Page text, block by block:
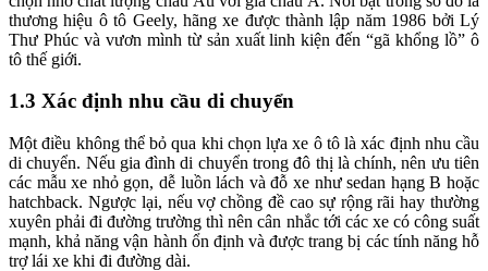
thương hiệu ô tô Geely, hãng xe được thành lập năm 1986 bởi Lý
Thư Phúc và vươn mình từ sản xuất linh kiện đến “gã khổng lồ” ô
tô thế giới.
1.3 Xác định nhu cầu di chuyển
Một điều không thể bỏ qua khi chọn lựa xe ô tô là xác định nhu cầu
di chuyển. Nếu gia đình di chuyển trong đô thị là chính, nên ưu tiên
các mẫu xe nhỏ gọn, dễ luồn lách và đỗ xe như sedan hạng B hoặc
hatchback. Ngược lại, nếu vợ chồng đề cao sự rộng rãi hay thường
xuyên phải đi đường trường thì nên cân nhắc tới các xe có công suất
mạnh, khả năng vận hành ổn định và được trang bị các tính năng hỗ
trợ lái xe khi đi đường dài.